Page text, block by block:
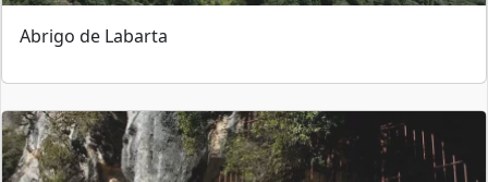
Abrigo de Labarta